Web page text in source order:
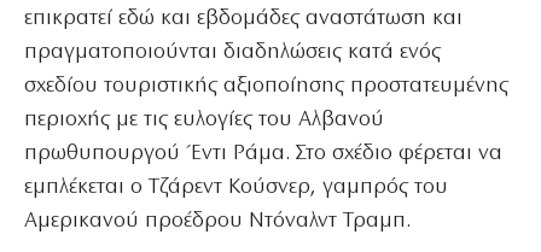
επικρατεί εδώ και εβδομάδες αναστάτωση και
πραγματοποιούνται διαδηλώσεις κατά ενός
σχεδίου τουριστικής αξιοποίησης προστατευμένης
περιοχής με τις ευλογίες του Αλβανού
πρωθυπουργού Έντι Ράμα. Στο σχέδιο φέρεται να
εμπλέκεται ο Τζάρεντ Κούσνερ, γαμπρός του
Αμερικανού προέδρου Ντόναλντ Τραμπ.